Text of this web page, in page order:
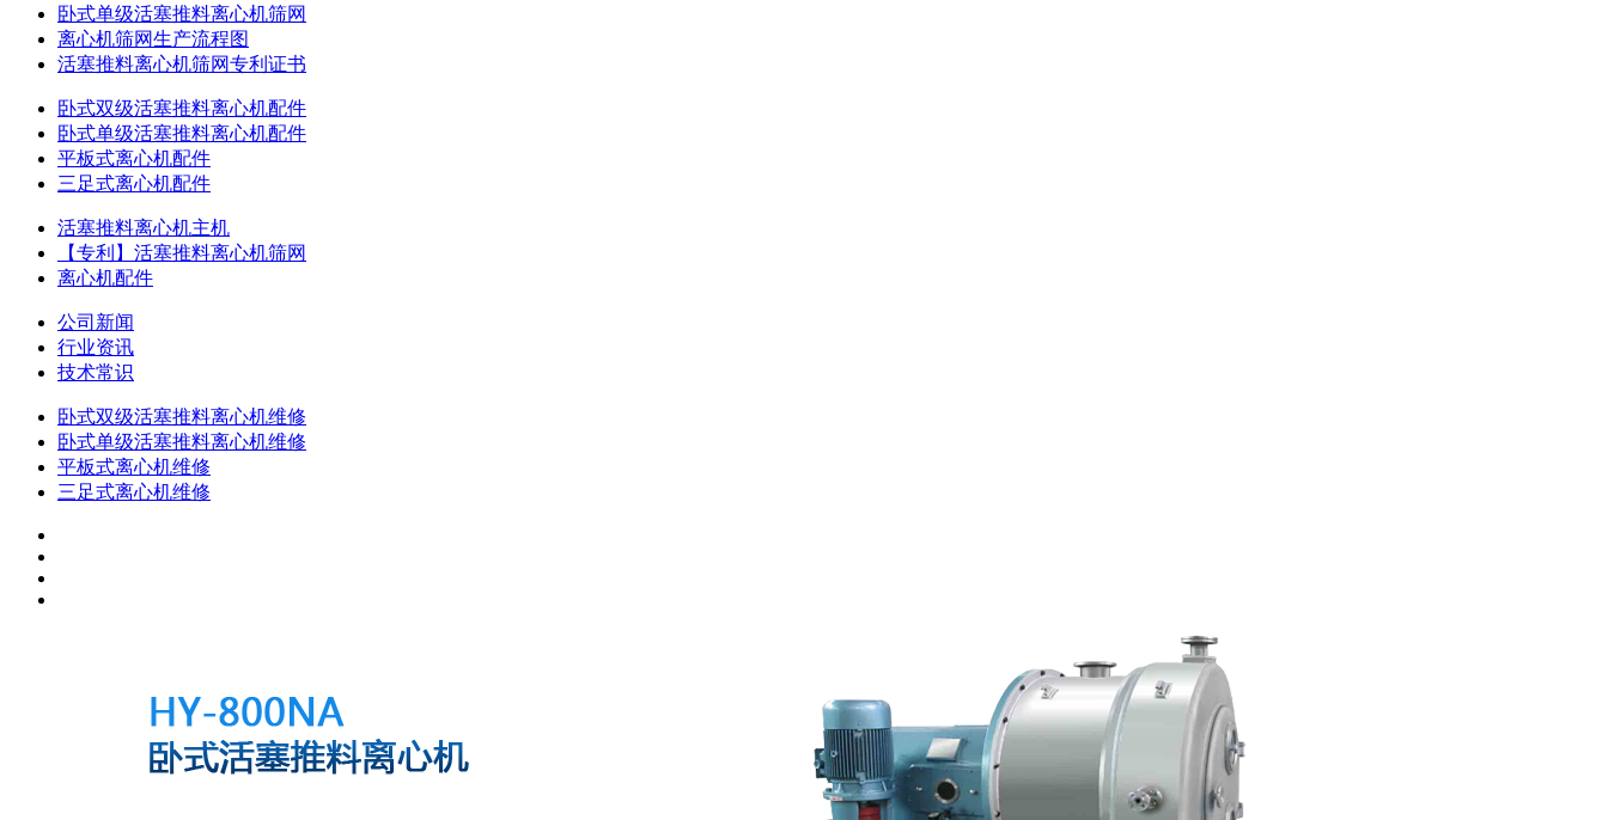
卧式单级活塞推料离心机筛网
离心机筛网生产流程图
活塞推料离心机筛网专利证书
卧式双级活塞推料离心机配件
卧式单级活塞推料离心机配件
平板式离心机配件
三足式离心机配件
活塞推料离心机主机
【专利】活塞推料离心机筛网
离心机配件
公司新闻
行业资讯
技术常识
卧式双级活塞推料离心机维修
卧式单级活塞推料离心机维修
平板式离心机维修
三足式离心机维修